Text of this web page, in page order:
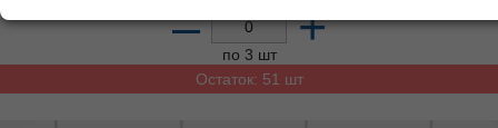
– +
по 3 шт
Остаток: 51 шт